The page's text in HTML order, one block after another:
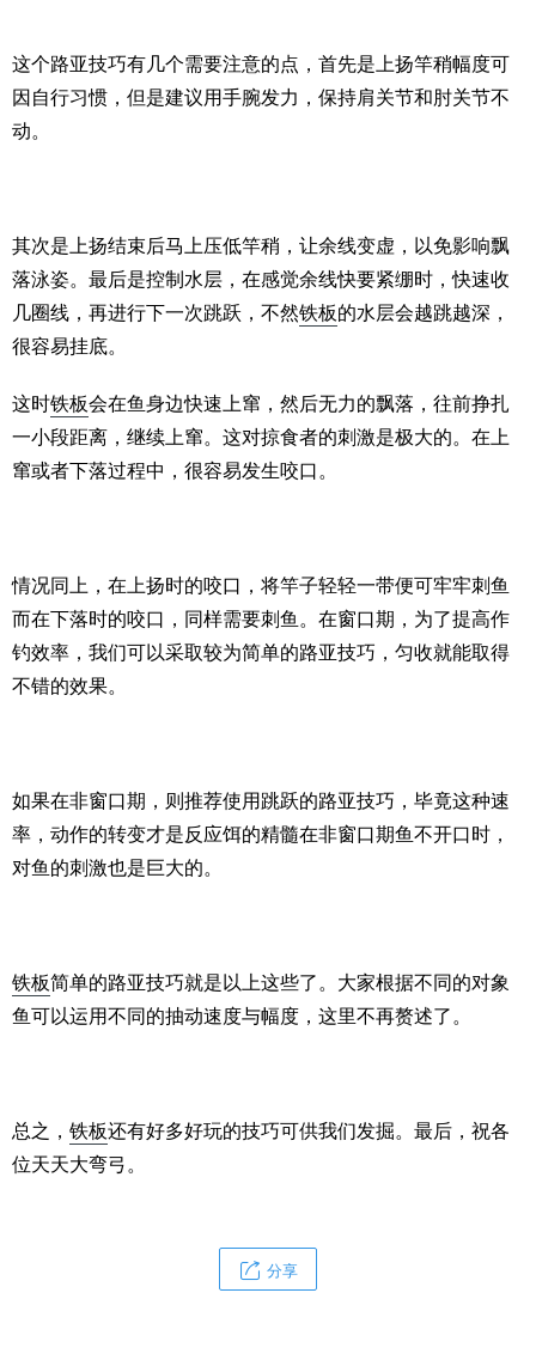
这个路亚技巧有几个需要注意的点，首先是上扬竿稍幅度可
因自行习惯，但是建议用手腕发力，保持肩关节和肘关节不
动。
其次是上扬结束后马上压低竿稍，让余线变虚，以免影响飘
落泳姿。最后是控制水层，在感觉余线快要紧绷时，快速收
几圈线，再进行下一次跳跃，不然铁板的水层会越跳越深，
很容易挂底。
这时铁板会在鱼身边快速上窜，然后无力的飘落，往前挣扎
一小段距离，继续上窜。这对掠食者的刺激是极大的。在上
窜或者下落过程中，很容易发生咬口。
情况同上，在上扬时的咬口，将竿子轻轻一带便可牢牢刺鱼
而在下落时的咬口，同样需要刺鱼。在窗口期，为了提高作
钓效率，我们可以采取较为简单的路亚技巧，匀收就能取得
不错的效果。
如果在非窗口期，则推荐使用跳跃的路亚技巧，毕竟这种速
率，动作的转变才是反应饵的精髓在非窗口期鱼不开口时，
对鱼的刺激也是巨大的。
铁板简单的路亚技巧就是以上这些了。大家根据不同的对象
鱼可以运用不同的抽动速度与幅度，这里不再赘述了。
总之， 铁板还有好多好玩的技巧可供我们发掘。最后，祝各
位天天大弯弓。
分享